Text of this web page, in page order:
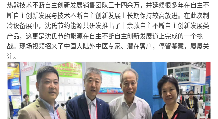
热器技术不断自主创新发展销售团队三十四余万，并延续很多年在自主不
断自主创新发展与技术不断自主创新发展上长期保持较高放进。在此次制
冷设备展中，沈氏节约能源共研发推出了十余款自主不断自主创新发展类
产品，这更是沈氏节约能源在自主不断自主创新发展道上完成的一个挑
战。现场视频招来了中国大陆外中医专家、潜在客户，停留鉴藏，屡屡关
注。